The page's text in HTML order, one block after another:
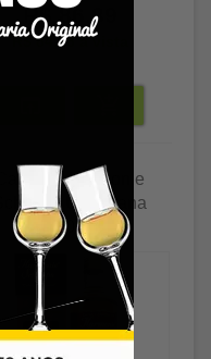
R$ 86,89
R$ 84,28à vista
Cachaça Harmonie
Schnaps Umburana
700ml